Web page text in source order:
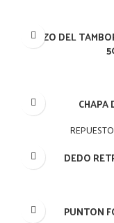
BRAZO DEL
CHAPA
DEDO
PUNTON